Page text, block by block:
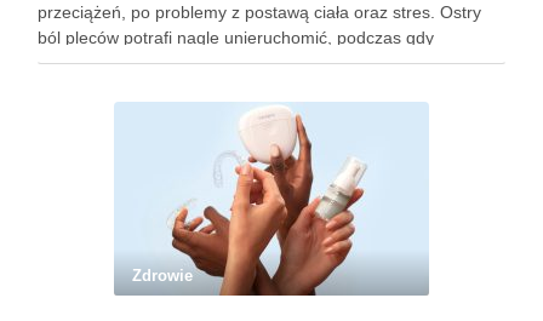
przeciążeń, po problemy z postawą ciała oraz stres. Ostry
ból pleców potrafi nagle unieruchomić, podczas gdy
przewlekły może towarzyszyć nam przez długie …
Zdrowie